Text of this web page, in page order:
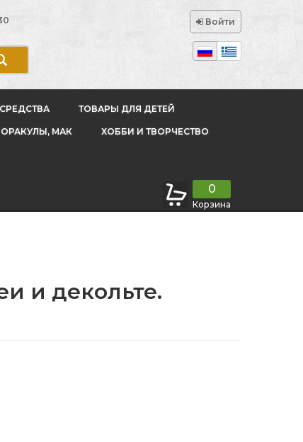
Войти
ТОВАРЫ ДЛЯ ДЕТЕЙ
МАК ХОББИ И ТВОРЧЕСТВО
0
Корзина
и декольте.